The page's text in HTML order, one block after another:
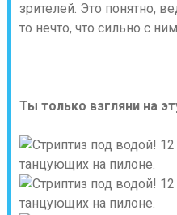
зрителей. Это понятно,
то нечто, что сильно с
Ты только взгляни на